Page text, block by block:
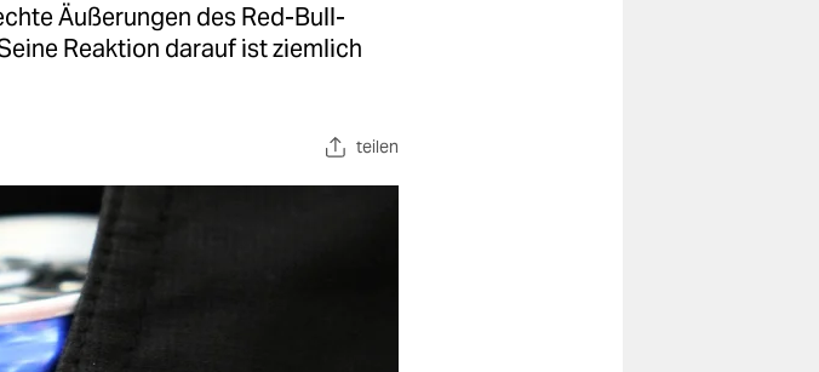
Äußerungen des Red-Bull-
Reaktion darauf ist ziemlich
teilen